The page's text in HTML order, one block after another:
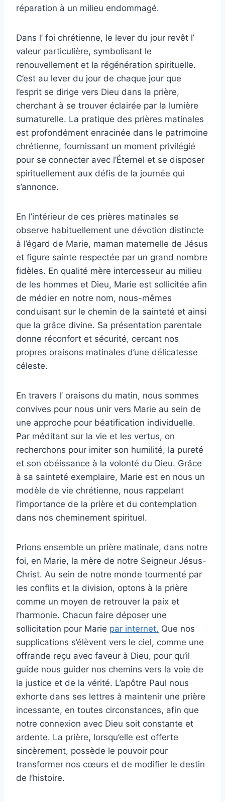
réparation à un milieu endommagé.
Dans l’ foi chrétienne, le lever du jour revêt l’
valeur particulière, symbolisant le
renouvellement et la régénération spirituelle.
C’est au lever du jour de chaque jour que
l’esprit se dirige vers Dieu dans la prière,
cherchant à se trouver éclairée par la lumière
surnaturelle. La pratique des prières matinales
est profondément enracinée dans le patrimoine
chrétienne, fournissant un moment privilégié
pour se connecter avec l’Éternel et se disposer
spirituellement aux défis de la journée qui
s’annonce.
En l’intérieur de ces prières matinales se
observe habituellement une dévotion distincte
à l’égard de Marie, maman maternelle de Jésus
et figure sainte respectée par un grand nombre
fidèles. En qualité mère intercesseur au milieu
de les hommes et Dieu, Marie est sollicitée afin
de médier en notre nom, nous-mêmes
conduisant sur le chemin de la sainteté et ainsi
que la grâce divine. Sa présentation parentale
donne réconfort et sécurité, cercant nos
propres oraisons matinales d’une délicatesse
céleste.
En travers l’ oraisons du matin, nous sommes
convives pour nous unir vers Marie au sein de
une approche pour béatification individuelle.
Par méditant sur la vie et les vertus, on
recherchons pour imiter son humilité, la pureté
et son obéissance à la volonté du Dieu. Grâce
à sa sainteté exemplaire, Marie est en nous un
modèle de vie chrétienne, nous rappelant
l’importance de la prière et du contemplation
dans nos cheminement spirituel.
Prions ensemble un prière matinale, dans notre
foi, en Marie, la mère de notre Seigneur Jésus-
Christ. Au sein de notre monde tourmenté par
les conflits et la division, optons à la prière
comme un moyen de retrouver la paix et
l’harmonie. Chacun faire déposer une
sollicitation pour Marie par internet. Que nos
supplications s’élèvent vers le ciel, comme une
offrande reçu avec faveur à Dieu, pour qu’il
guide nous guider nos chemins vers la voie de
la justice et de la vérité. L’apôtre Paul nous
exhorte dans ses lettres à maintenir une prière
incessante, en toutes circonstances, afin que
notre connexion avec Dieu soit constante et
ardente. La prière, lorsqu’elle est offerte
sincèrement, possède le pouvoir pour
transformer nos cœurs et de modifier le destin
de l’histoire.